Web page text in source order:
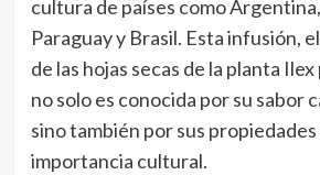
cultura de países como
Paraguay y Brasil. Esta infusión,
de las hojas secas de la planta
no solo es conocida por su sabor
sino también por sus propiedades
importancia cultural.